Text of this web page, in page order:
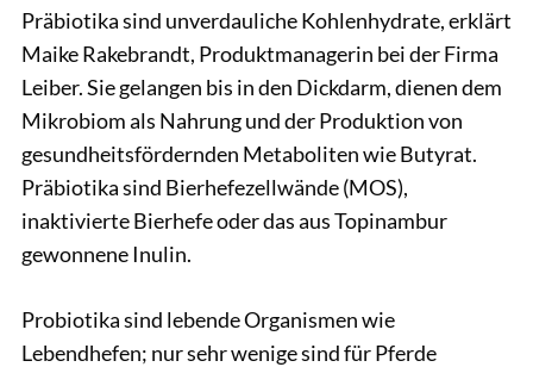
Präbiotika sind unverdauliche Kohlenhydrate, erklärt
Maike Rakebrandt, Produktmanagerin bei der Firma
Leiber. Sie gelangen bis in den Dickdarm, dienen dem
Mikrobiom als Nahrung und der Produktion von
gesundheitsfördernden Metaboliten wie Butyrat.
Präbiotika sind Bierhefezellwände (MOS),
inaktivierte Bierhefe oder das aus Topinambur
gewonnene Inulin.
Probiotika sind lebende Organismen wie
Lebendhefen; nur sehr wenige sind für Pferde